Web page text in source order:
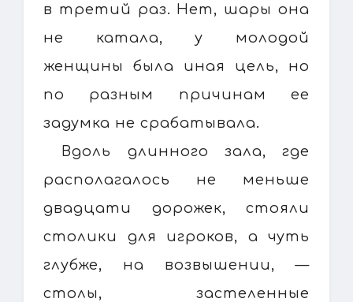
в третий раз. Нет, шары она
не катала, у молодой
женщины была иная цель, но
по разным причинам ее
задумка не срабатывала.
Вдоль длинного зала, где
располагалось не меньше
двадцати дорожек, стояли
столики для игроков, а чуть
глубже, на возвышении, —
столы, застеленные